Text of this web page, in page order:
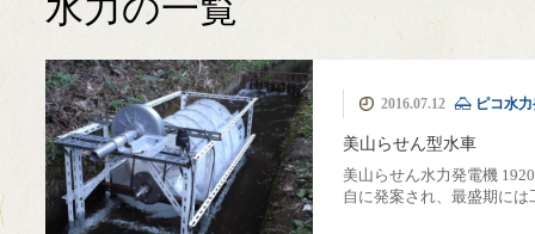
伝統建築 モバイルハウス
MIYAMA森の湯治
場
カフェ美山里山舎 ピコ水力発電
極小規模木質資源
フル活用
簡易製材機 ウッド
マイザー
ウッドチッパー
薪ストーブ 薪ボイラー
2016.07.12 ピコ水
美山らせん型水車
美山らせん水力発電機
自に発案され、最盛期に